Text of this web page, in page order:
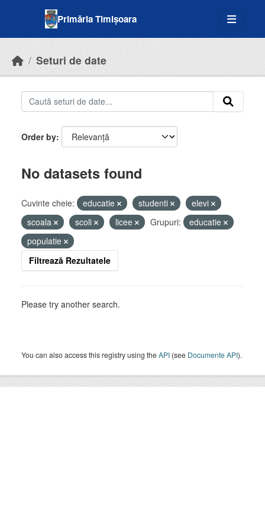
Primăria Timișoara
Seturi de date
Order by
No datasets found
Cuvinte cheie: educatie studenti
elevi
scoala
scoli licee Grupuri:
educatie
populatie
Filtrează Rezultatele
Please try another search.
You can also access this registry using theAPI (see Documente API).